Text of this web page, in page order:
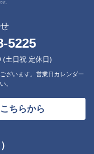
す。
5225
(土日祝 定休日)
ざいます。営業日カレンダー
。
ちらから